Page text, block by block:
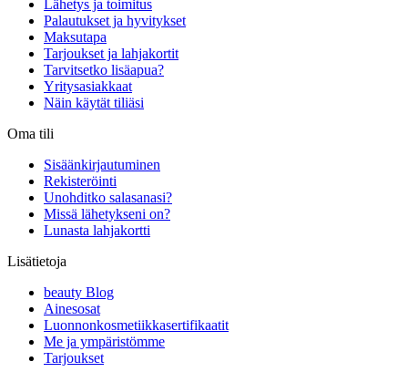
Lähetys ja toimitus
Palautukset ja hyvitykset
Maksutapa
Tarjoukset ja lahjakortit
Tarvitsetko lisäapua?
Yritysasiakkaat
Näin käytät tiliäsi
Oma tili
Sisäänkirjautuminen
Rekisteröinti
Unohditko salasanasi?
Missä lähetykseni on?
Lunasta lahjakortti
Lisätietoja
beauty Blog
Ainesosat
Luonnonkosmetiikkasertifikaatit
Me ja ympäristömme
Tarjoukset